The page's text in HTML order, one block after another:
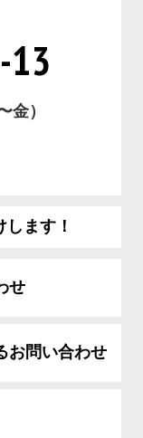
13
金）
ます！
せ
お問い合わせ